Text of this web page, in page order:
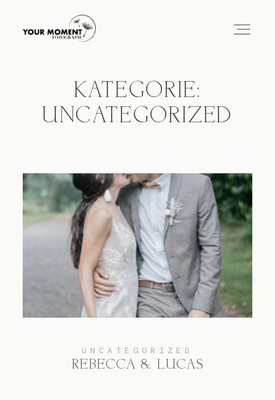
PORTFOLIO
BLOG
KATEGORIE:
UNCATEGORIZED
UNCATEGORIZED
REBECCA & LUCAS